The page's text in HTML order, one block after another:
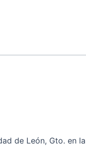
de León, Gto. en